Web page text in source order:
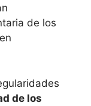
de los
de los